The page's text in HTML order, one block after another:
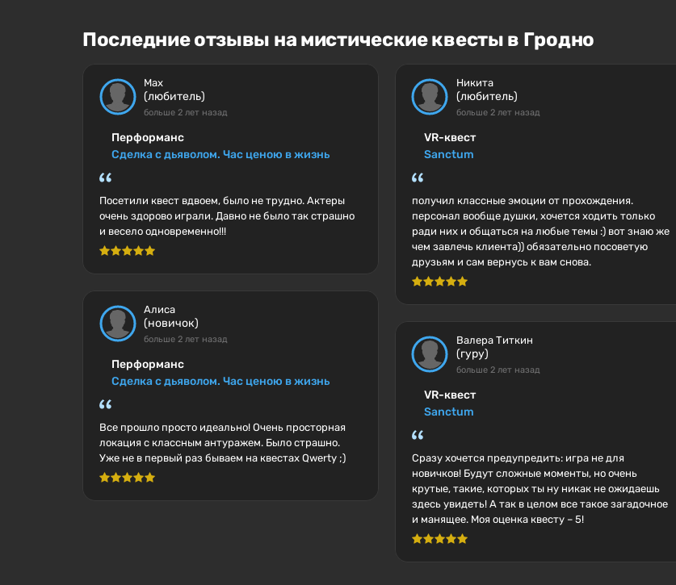
Последние отзывы на мистические квесты в Гродно
Max
(любитель)
больше 2 лет назад
Перформанс
Сделка с дьяволом. Час ценою в жизнь
Посетили квест вдвоем, было не трудно. Актеры
очень здорово играли. Давно не было так страшно
и весело одновременно!!!
Алиса
(новичок)
больше 2 лет назад
Перформанс
Сделка с дьяволом. Час ценою в жизнь
Все прошло просто идеально! Очень просторная
локация с классным антуражем. Было страшно.
Уже не в первый раз бываем на квестах Qwerty ;)
Никита
(любитель)
больше 2 лет назад
VR-квест
Sanctum
получил классные эмоции от прохождения.
персонал вообще душки, хочется ходить только
ради них и общаться на любые темы :) вот знаю же
чем завлечь клиента)) обязательно посоветую
друзьям и сам вернусь к вам снова.
Валера Титкин
(гуру)
больше 2 лет назад
VR-квест
Sanctum
Сразу хочется предупредить: игра не для
новичков! Будут сложные моменты, но очень
крутые, такие, которых ты ну никак не ожидаешь
здесь увидеть! А так в целом все такое загадочное
и манящее. Моя оценка квесту – 5!